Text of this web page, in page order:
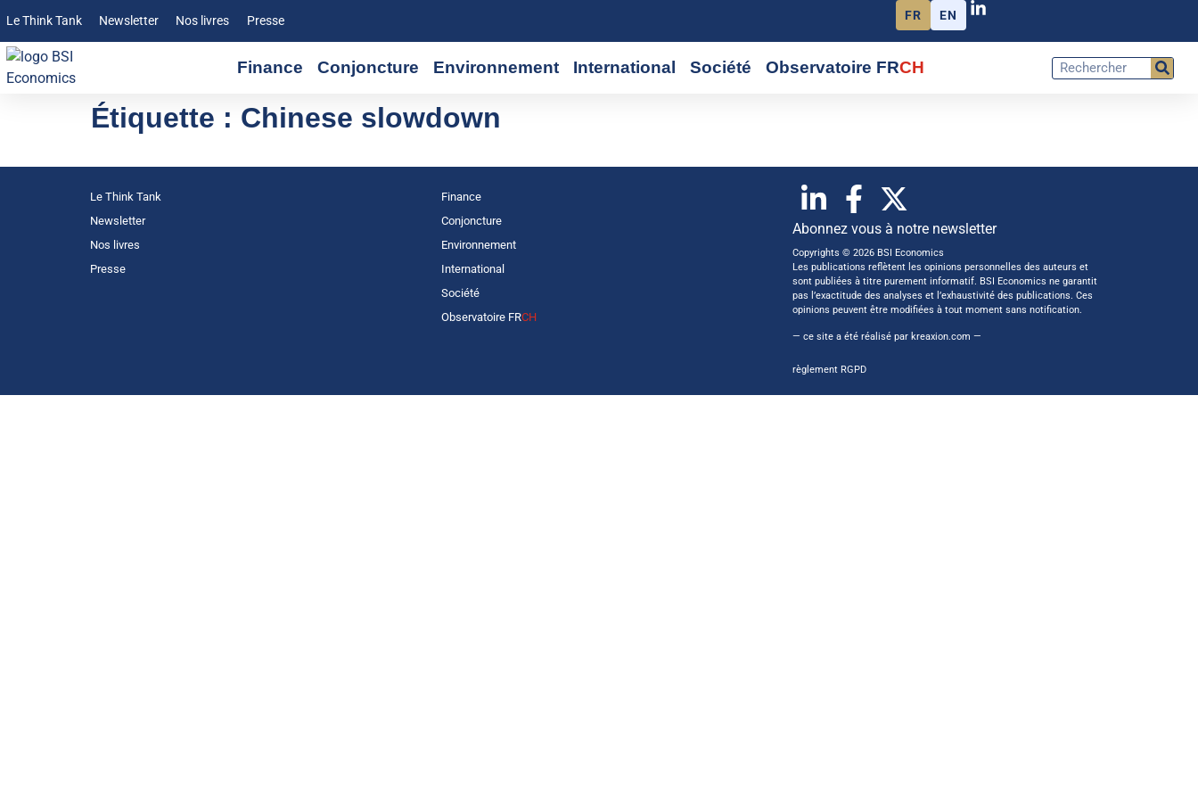
Le Think Tank Newsletter Nos livres Presse FR EN
Finance Conjoncture Environnement International Société Observatoire FRCH
Étiquette : Chinese slowdown
Le Think Tank
Newsletter
Nos livres
Presse
Finance
Conjoncture
Environnement
International
Société
Observatoire FRCH
Abonnez vous à notre newsletter
Copyrights © 2026 BSI Economics
Les publications reflètent les opinions personnelles des auteurs et
sont publiées à titre purement informatif. BSI Economics ne garantit
pas l’exactitude des analyses et l’exhaustivité des publications. Ces
opinions peuvent être modifiées à tout moment sans notification.
— ce site a été réalisé par kreaxion.com —
règlement RGPD